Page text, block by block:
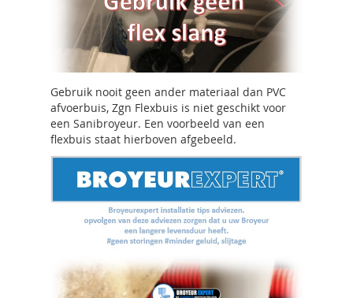
Gebruik nooit geen ander materiaal dan PVC
afvoerbuis, Zgn Flexbuis is niet geschikt voor
een Sanibroyeur. Een voorbeeld van een
flexbuis staat hierboven afgebeeld.